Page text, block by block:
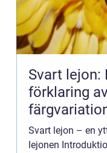
Svart lejon:
förklaring
Svart lejon – en
lejonen